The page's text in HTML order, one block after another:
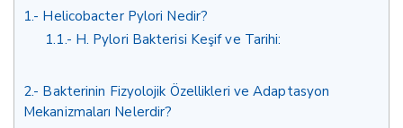
1. Helicobacter Pylori Nedir?
1.1. H. Pylori Bakterisi Keşif ve Tarihi:
2. Bakterinin Fizyolojik Özellikleri ve Adaptasyon
Mekanizmaları Nelerdir?